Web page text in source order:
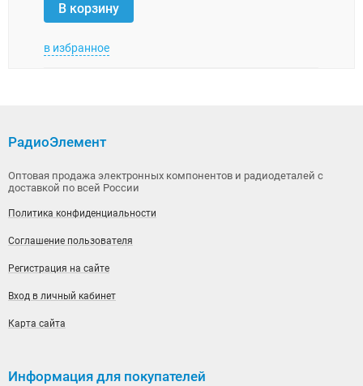
В корзину
в избранное
РадиоЭлемент
Оптовая продажа электронных компонентов и радиодеталей с
доставкой по всей России
Политика конфиденциальности
Соглашение пользователя
Регистрация на сайте
Вход в личный кабинет
Карта сайта
Информация для покупателей